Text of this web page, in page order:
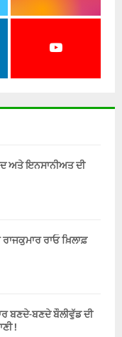
ਅਤੇ ਇਨਸਾਨੀਅਤ ਦੀ
ਰਾਓ ਖ਼ਿਲਾਫ਼
ਬਣਦੇ-ਬਣਦੇ ਬੌਲੀਵੁੱਡ ਦੀ
!